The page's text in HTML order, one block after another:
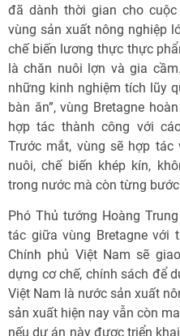
đã dành thời gian cho
vùng sản xuất nông nghiệp
chế biến lương thực thực
là chăn nuôi lợn và gia
những kinh nghiệm tích lũy
bàn ăn”, vùng Bretagne
hợp tác thành công với
Trước mắt, vùng sẽ hợp
nuôi, chế biến khép kín,
trong nước mà còn từng
Phó Thủ tướng Hoàng
tác giữa vùng Bretagne với
Chính phủ Việt Nam sẽ
dựng cơ chế, chính sách để
Việt Nam là nước sản xuất
sản xuất hiện nay vẫn còn
nếu dự án này được triển